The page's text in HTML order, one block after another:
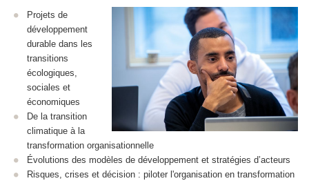
Projets de
développement
durable dans les
transitions
écologiques,
sociales et
économiques
De la transition
climatique à la
transformation organisationnelle
Évolutions des modèles de développement et stratégies d’acteurs
Risques, crises et décision : piloter l'organisation en transformation